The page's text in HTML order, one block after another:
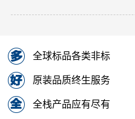
全球标品各类非标
原装品质终生服务
全栈产品应有尽有